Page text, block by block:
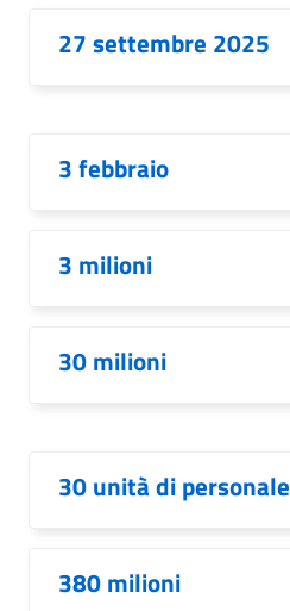
27 settembre 2025
3 febbraio
3 milioni
30 milioni
30 unità di personale
380 milioni